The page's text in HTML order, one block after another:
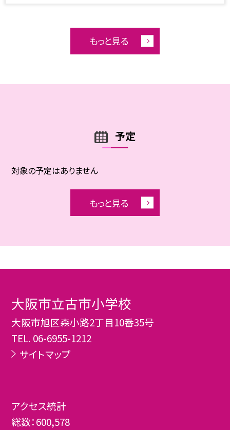
もっと見る
予定
対象の予定はありません
もっと見る
大阪市立古市小学校
大阪市旭区森小路2丁目10番35号
TEL. 06-6955-1212
サイトマップ
アクセス統計
総数：600,578